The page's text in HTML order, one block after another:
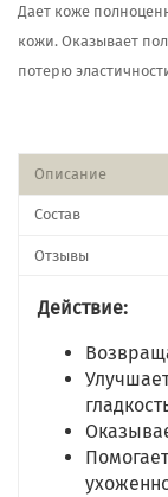
Дает коже
кожи. Оказывает
потерю
Описание
Состав
Отзывы
Действие: